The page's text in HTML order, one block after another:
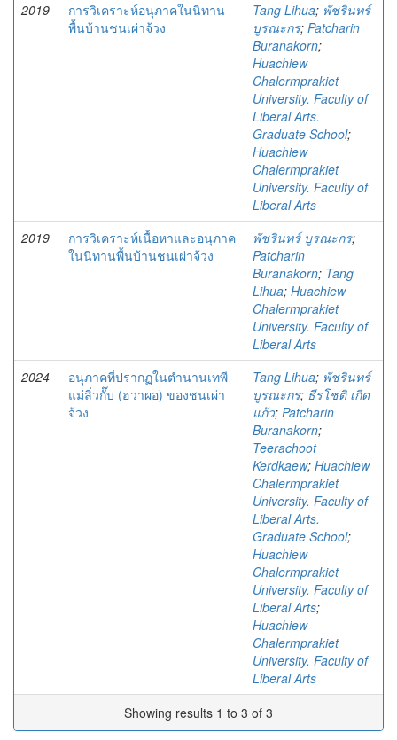
2019
การวิเคราะห์อนุภาคในนิทาน
พื้นบ้านชนเผ่าจ้วง
Tang Lihua; พัชรินทร์
บูรณะกร; Patcharin
Buranakorn;
Huachiew
Chalermprakiet
University. Faculty of
Liberal Arts.
Graduate School;
Huachiew
Chalermprakiet
University. Faculty of
Liberal Arts
2019
การวิเคราะห์เนื้อหาและอนุภาค
ในนิทานพื้นบ้านชนเผ่าจ้วง
พัชรินทร์ บูรณะกร;
Patcharin
Buranakorn; Tang
Lihua; Huachiew
Chalermprakiet
University. Faculty of
Liberal Arts
2024
อนุภาคที่ปรากฏในตำนานเทพี
แม่ลิ่วกั๊บ (ฮวาผอ) ของชนเผ่า
จ้วง
Tang Lihua; พัชรินทร์
บูรณะกร; ธีรโชติ เกิด
แก้ว; Patcharin
Buranakorn;
Teerachoot
Kerdkaew; Huachiew
Chalermprakiet
University. Faculty of
Liberal Arts.
Graduate School;
Huachiew
Chalermprakiet
University. Faculty of
Liberal Arts;
Huachiew
Chalermprakiet
University. Faculty of
Liberal Arts
Showing results 1 to 3 of 3